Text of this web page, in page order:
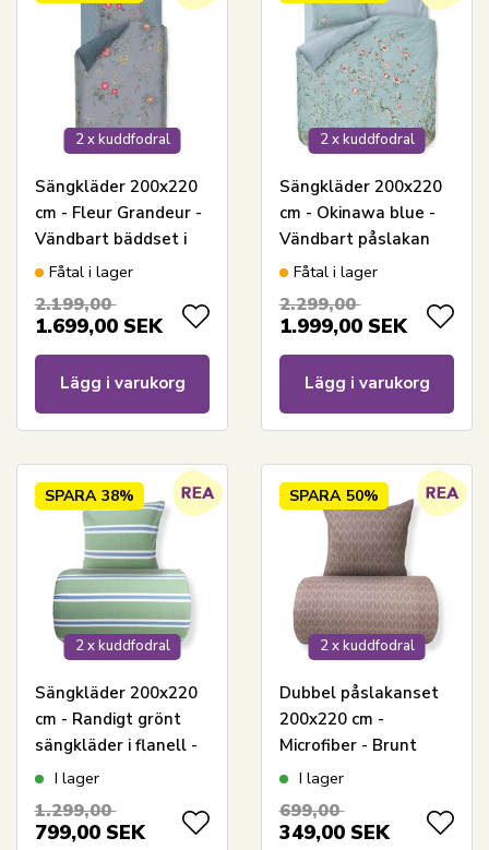
2 x kuddfodral
Sängkläder 200x220
cm - Fleur Grandeur -
Vändbart bäddset i
100% bomull - Pip
Fåtal i lager
2.199,00
1.699,00 SEK
Lägg i varukorg
2 x kuddfodral
Sängkläder 200x220
cm - Okinawa blue -
Vändbart påslakan
för dubbeltäcke -
Studio sängkläder
Fåtal i lager
2.299,00
1.999,00 SEK
Lägg i varukorg
2 x kuddfodral
SPARA 38%
Sängkläder 200x220
cm - Randigt grönt
sängkläder i flanell -
Randigt bäddset -
By Night
I lager
1.299,00
799,00 SEK
2 x kuddfodral
SPARA 50%
Dubbel påslakanset
200x220 cm -
Microfiber - Brunt
mönster
I lager
699,00
349,00 SEK